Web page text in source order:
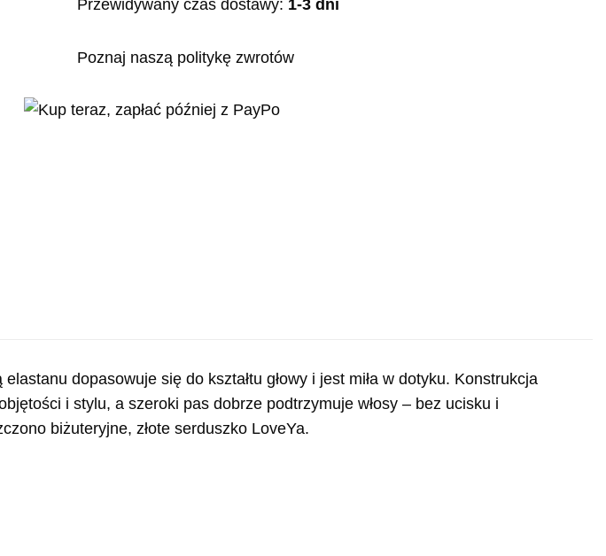
Przewidywany czas dostawy: 1-3 dni
Poznaj naszą politykę zwrotów
dopasowuje się do kształtu głowy i jest miła w dotyku. Konstrukcja
i stylu, a szeroki pas dobrze podtrzymuje włosy – bez ucisku i
biżuteryjne, złote serduszko LoveYa.